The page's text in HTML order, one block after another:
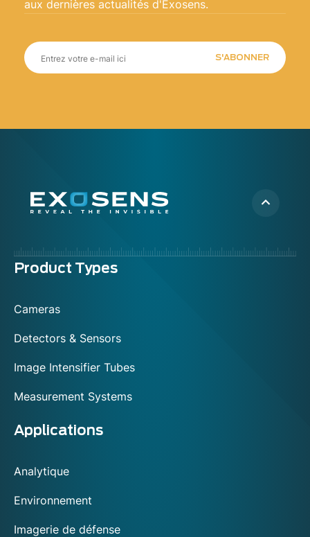
aux dernières actualités d'Exosens.
S'ABONNER
Menu
Product Types
Cameras
Detectors & Sensors
Image Intensifier Tubes
Measurement Systems
Applications
Analytique
Environnement
Imagerie de défense